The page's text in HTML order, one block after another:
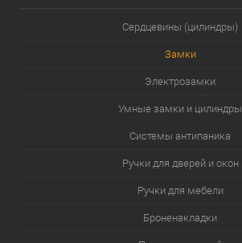
Сердцевины (цилиндры)
Замки
Электрозамки
Умные замки и цилиндры
Системы антипаника
Ручки для дверей и окон
Ручки для мебели
Броненакладки